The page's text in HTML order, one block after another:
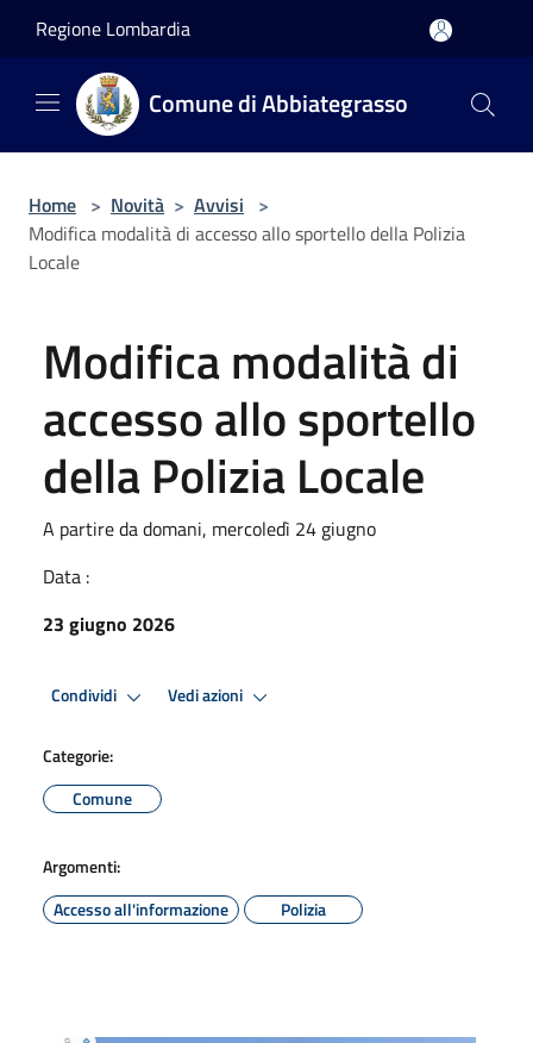
Regione Lombardia
Comune di Abbiategrasso
Home > Novità > Avvisi >
Modifica modalità di accesso allo sportello della Polizia
Locale
Modifica modalità di
accesso allo sportello
della Polizia Locale
A partire da domani, mercoledì 24 giugno
Data :
23 giugno 2026
Condividi Vedi azioni
Categorie:
Comune
Argomenti:
Accesso all'informazione
Polizia